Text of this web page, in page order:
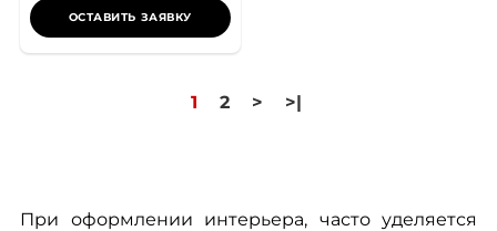
ОСТАВИТЬ ЗАЯВКУ
1 2 > >|
При оформлении интерьера, часто уделяется